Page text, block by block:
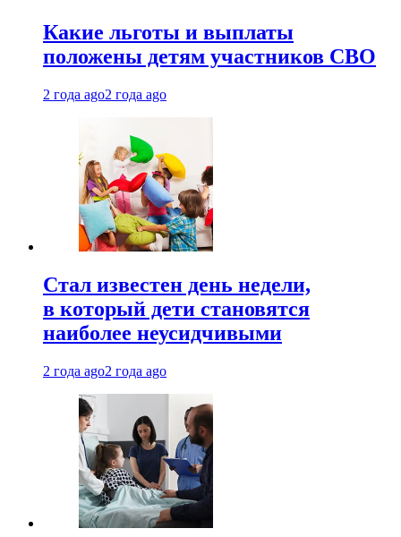
Какие льготы и выплаты
положены детям участников СВО
2 года ago2 года ago
Стал известен день недели,
в который дети становятся
наиболее неусидчивыми
2 года ago2 года ago